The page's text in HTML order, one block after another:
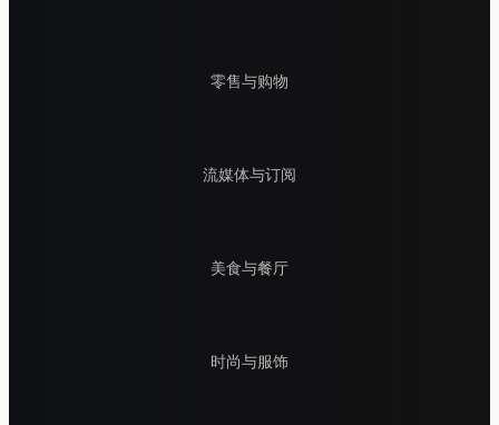
零售与购物
流媒体与订阅
美食与餐厅
时尚与服饰